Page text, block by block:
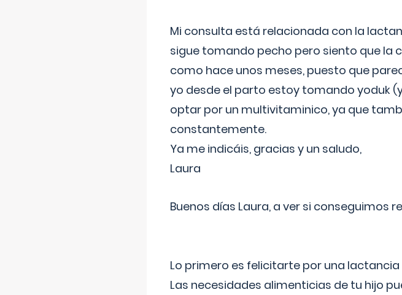
Mi consulta está relacionada con la
sigue tomando pecho pero siento que la
como hace unos meses, puesto que
yo desde el parto estoy tomando yoduk
optar por un multivitaminico, ya que
constantemente.
Ya me indicáis, gracias y un saludo,
Laura
Buenos días Laura, a ver si conseguimos
Lo primero es felicitarte por una
Las necesidades alimenticias de tu hijo